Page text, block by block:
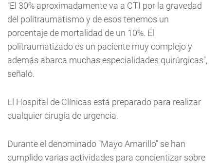
"El 30% aproximadamente va a CTI por la gravedad
del politraumatismo y de esos tenemos un
porcentaje de mortalidad de un 10%. El
politraumatizado es un paciente muy complejo y
además abarca muchas especialidades quirúrgicas",
señaló.
El Hospital de Clínicas está preparado para realizar
cualquier cirugía de urgencia.
Durante el denominado "Mayo Amarillo" se han
cumplido varias actividades para concientizar sobre